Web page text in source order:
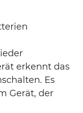
erkennt das
Es
Gerät, der